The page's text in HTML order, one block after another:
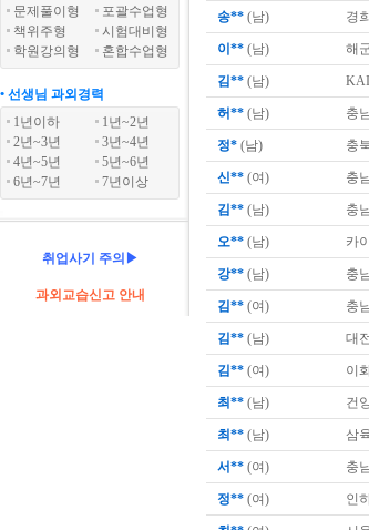
문제풀이형
포괄수업형
책위주형
시험대비형
학원강의형
혼합수업형
• 선생님 과외경력
1년이하
1년~2년
2년~3년
3년~4년
4년~5년
5년~6년
6년~7년
7년이상
취업사기 주의▶
과외교습신고 안내
송** (남) 경
이** (남) 해
김** (남)
허** (남) 충
정* (남) 충
신** (여) 충
김** (남) 충
오** (남) 카
강** (남) 충
김** (여) 충
김** (남) 대
김** (여) 이
최** (남) 건
최** (남) 삼
서** (여) 충
정** (여) 인